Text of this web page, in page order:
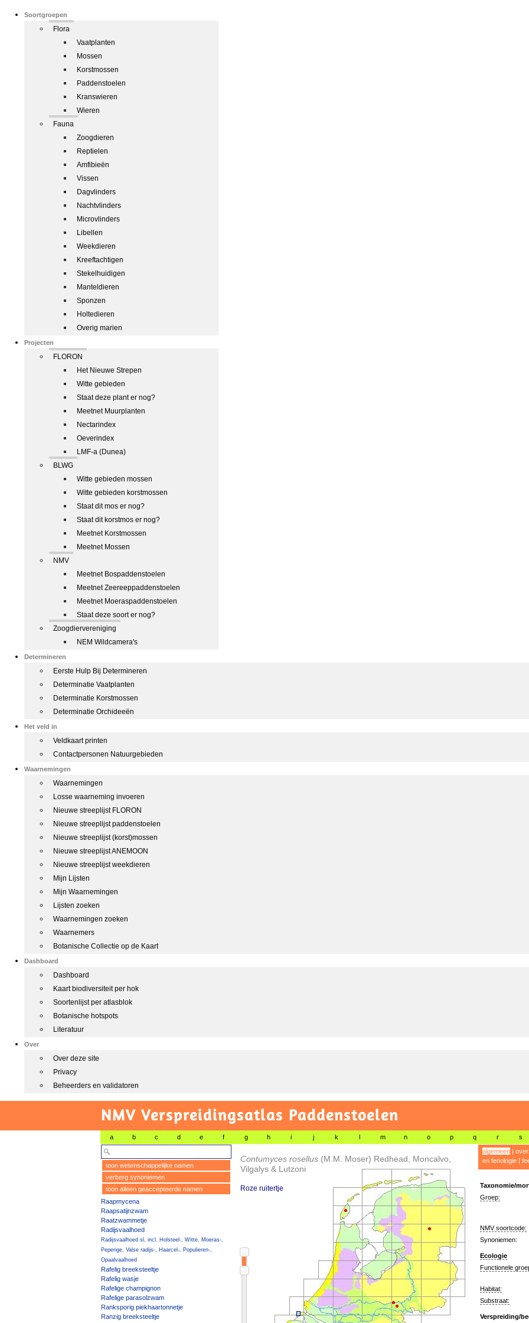
Soortgroepen
Flora
Vaatplanten
Mossen
Korstmossen
Paddenstoelen
Kranswieren
Wieren
Fauna
Zoogdieren
Reptielen
Amfibieën
Vissen
Dagvlinders
Nachtvlinders
Microvlinders
Libellen
Weekdieren
Kreeftachtigen
Stekelhuidigen
Manteldieren
Sponzen
Holtedieren
Overig marien
Projecten
FLORON
Het Nieuwe Strepen
Witte gebieden
Staat deze plant er nog?
Meetnet Muurplanten
Nectarindex
Oeverindex
LMF-a (Dunea)
BLWG
Witte gebieden mossen
Witte gebieden korstmossen
Staat dit mos er nog?
Staat dit korstmos er nog?
Meetnet Korstmossen
Meetnet Mossen
NMV
Meetnet Bospaddenstoelen
Meetnet Zeereeppaddenstoelen
Meetnet Moeraspaddenstoelen
Staat deze soort er nog?
Zoogdiervereniging
NEM Wildcamera's
Determineren
Eerste Hulp Bij Determineren
Determinatie Vaatplanten
Determinatie Korstmossen
Determinatie Orchideeën
Het veld in
Veldkaart printen
Contactpersonen Natuurgebieden
Waarnemingen
Waarnemingen
Losse waarneming invoeren
Nieuwe streeplijst FLORON
Nieuwe streeplijst paddenstoelen
Nieuwe streeplijst (korst)mossen
Nieuwe streeplijst ANEMOON
Nieuwe streeplijst weekdieren
Mijn Lijsten
Mijn Waarnemingen
Lijsten zoeken
Waarnemingen zoeken
Waarnemers
Botanische Collectie op de Kaart
Dashboard
Dashboard
Kaart biodiversiteit per hok
Soortenlijst per atlasblok
Botanische hotspots
Literatuur
Over
Over deze site
Privacy
Beheerders en validatoren
NMV Verspreidingsatlas Paddenstoelen
a b c d e f g h i j k l m n o p q r s
toon wetenschappelijke namen
verberg synoniemen
toon alleen geaccepteerde namen
Raapmycena
Raapsatijnzwam
Raatzwammetje
Radijsvaalhoed
Radijsvaalhoed sl, incl. Holsteel-, Witte, Moeras-,
Peperige, Valse radijs-, Haarcel-, Populieren-,
Opaalvaalhoed
Rafelig breeksteeltje
Rafelig wasje
Rafelige champignon
Rafelige parasolzwam
Ranksporig piekhaartonnetje
Ranzig breeksteeltje
Contumyces rosellus (M.M. Moser) Redhead, Moncalvo,
Vilgalys & Lutzoni
Roze ruitertje
algemeen|
en fenologie|
Taxonomie/
Groep:
NMV soortcode:
Synoniemen:
Ecologie
Functionele
Habitat:
Substraat:
Verspreiding/